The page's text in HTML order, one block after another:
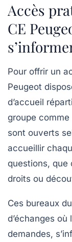
Accès
CE
Pour offrir un
Peugeot
d’accueil
groupe comme
sont ouverts
accueillir
questions, que
droits ou
Ces bureaux
d’échanges
demandes,